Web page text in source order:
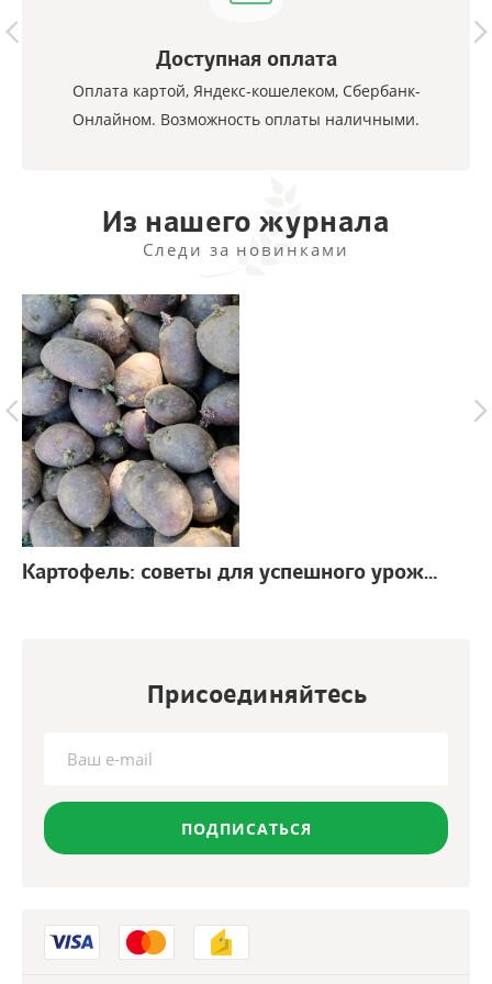
Доступная оплата
Оплата картой, Яндекс-кошелеком, Сбербанк-
Онлайном. Возможность оплаты наличными.
Из нашего журнала
Следи за новинками
Картофель: советы для успешного урожая
Присоединяйтесь
ПОДПИСАТЬСЯ